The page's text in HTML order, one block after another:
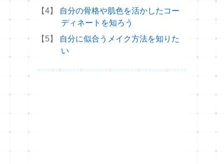
【4】
自分の骨格や肌色を活かしたコー
ディネートを知ろう
【5】
自分に似合うメイク方法を知りた
い